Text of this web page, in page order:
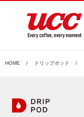
HOME ドリップポッド